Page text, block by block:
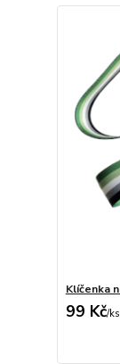
Klíčenka
99 Kč/ks